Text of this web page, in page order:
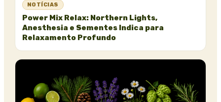
NOTÍCIAS
Power Mix Relax: Northern Lights,
Anesthesia e Sementes Indica para
Relaxamento Profundo